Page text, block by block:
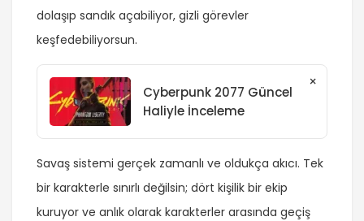
dolaşıp sandık açabiliyor, gizli görevler
keşfedebiliyorsun.
Cyberpunk 2077 Güncel
Haliyle İnceleme
×
Savaş sistemi gerçek zamanlı ve oldukça akıcı. Tek
bir karakterle sınırlı değilsin; dört kişilik bir ekip
kuruyor ve anlık olarak karakterler arasında geçiş